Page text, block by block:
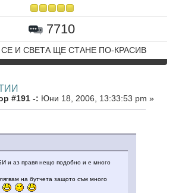
7710
И СВЕТА ЩЕ СТАНЕ ПО-КРАСИВ
#191 -: Юни 18, 2006, 13:33:53 pm »
и аз правя нещо подобно и е много
на бутчета защото съм много